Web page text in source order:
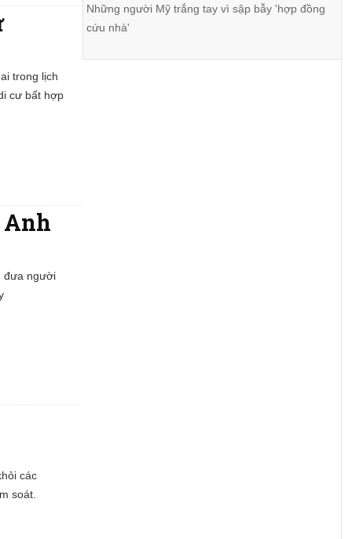
trong lịch
cư bất hợp
Anh
đưa người
các
soát.
Những người Mỹ trắng tay vì sập bẫy 'hợp đồng
cứu nhà'